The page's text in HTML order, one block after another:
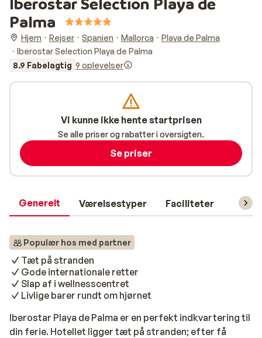
Palma
Hjem Rejser Spanien Mallorca
Playa de Palma
Iberostar Selection Playa de Palma
8.9 Fabelagtig 9 oplevelser
Generelt Værelsestyper Faciliteter
Populær hos med partner
Tæt på stranden
Gode internationale retter
Slap af i wellnesscentret
Livlige barer rundt om hjørnet
Iberostar Playa de Palma er en perfekt indkvartering til
din ferie. Hotellet ligger tæt på stranden; efter få
Vi kunne ikke hente startprisen
Se alle priser og rabatter i oversigten.
Se priser